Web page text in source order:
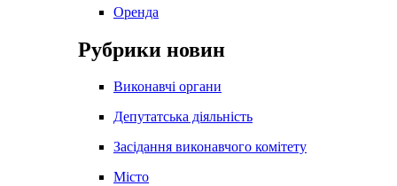
Оренда
Рубрики новин
Виконавчі органи
Депутатська діяльність
Засідання виконавчого комітету
Місто